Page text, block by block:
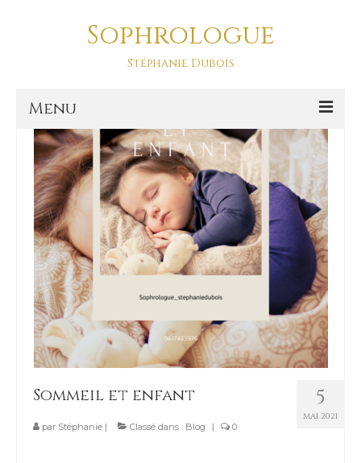
Sophrologue
Stéphanie Dubois
Menu
Accueil
Prestations
SOPHRO DANSE-ASD
Sophro Balade La Baule
La sophrologie
La sophrologie, c’est quoi ?
Blog
5
MAI 2021
Sommeil et enfant
par Stéphanie | Classé dans : Blog | 0